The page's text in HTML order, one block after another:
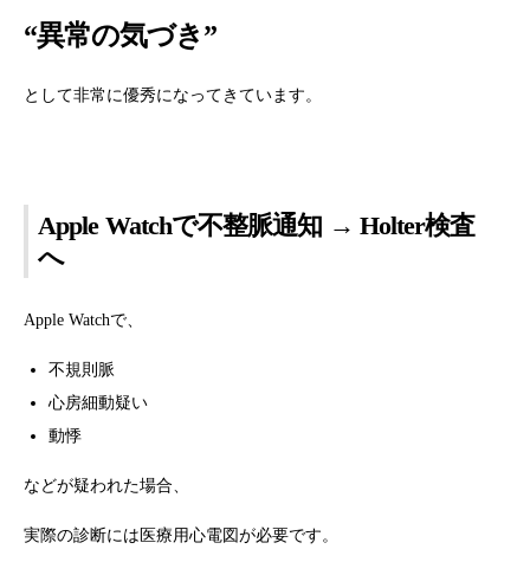
“異常の気づき”
として非常に優秀になってきています。
Apple Watchで不整脈通知 → Holter検査
へ
Apple Watchで、
不規則脈
心房細動疑い
動悸
などが疑われた場合、
実際の診断には医療用心電図が必要です。